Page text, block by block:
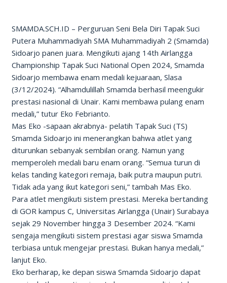
SMAMDA.SCH.ID – Perguruan Seni Bela Diri Tapak Suci
Putera Muhammadiyah SMA Muhammadiyah 2 (Smamda)
Sidoarjo panen juara. Mengikuti ajang 14th Airlangga
Championship Tapak Suci National Open 2024, Smamda
Sidoarjo membawa enam medali kejuaraan, Slasa
(3/12/2024). “Alhamdulillah Smamda berhasil meengukir
prestasi nasional di Unair. Kami membawa pulang enam
medali,” tutur Eko Febrianto.
Mas Eko -sapaan akrabnya- pelatih Tapak Suci (TS)
Smamda Sidoarjo ini menerangkan bahwa atlet yang
diturunkan sebanyak sembilan orang. Namun yang
memperoleh medali baru enam orang. “Semua turun di
kelas tanding kategori remaja, baik putra maupun putri.
Tidak ada yang ikut kategori seni,” tambah Mas Eko.
Para atlet mengikuti sistem prestasi. Mereka bertanding
di GOR kampus C, Universitas Airlangga (Unair) Surabaya
sejak 29 November hingga 3 Desember 2024. “Kami
sengaja mengikuti sistem prestasi agar siswa Smamda
terbiasa untuk mengejar prestasi. Bukan hanya medali,”
lanjut Eko.
Eko berharap, ke depan siswa Smamda Sidoarjo dapat